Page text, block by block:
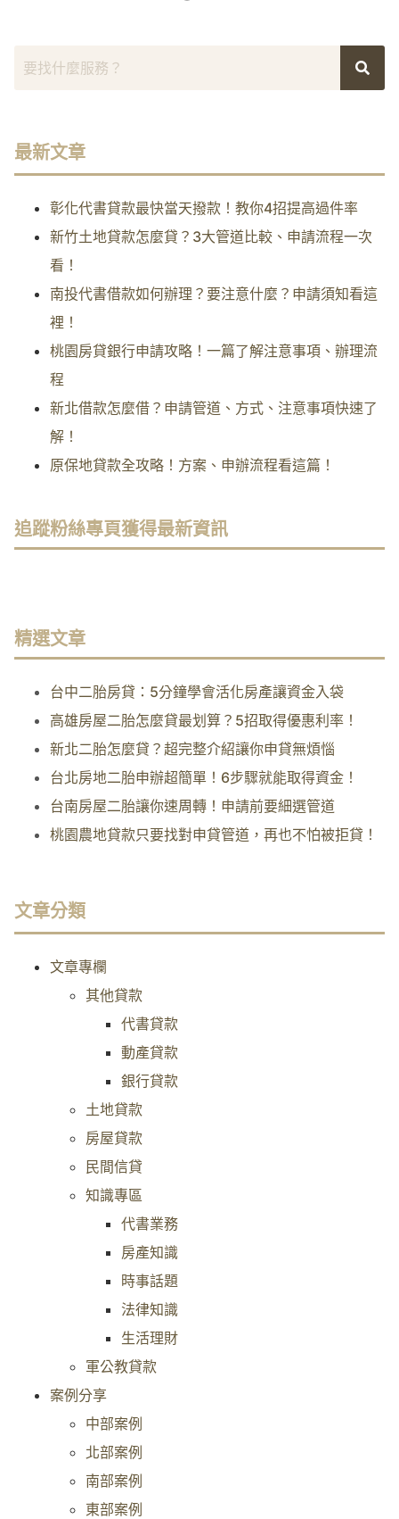
最新文章
彰化代書貸款最快當天撥款！教你4招提高過件率
新竹土地貸款怎麼貸？3大管道比較、申請流程一次
看！
南投代書借款如何辦理？要注意什麼？申請須知看這
裡！
桃園房貸銀行申請攻略！一篇了解注意事項、辦理流
程
新北借款怎麼借？申請管道、方式、注意事項快速了
解！
原保地貸款全攻略！方案、申辦流程看這篇！
追蹤粉絲專頁獲得最新資訊
精選文章
台中二胎房貸：5分鐘學會活化房產讓資金入袋
高雄房屋二胎怎麼貸最划算？5招取得優惠利率！
新北二胎怎麼貸？超完整介紹讓你申貸無煩惱
台北房地二胎申辦超簡單！6步驟就能取得資金！
台南房屋二胎讓你速周轉！申請前要細選管道
桃園農地貸款只要找對申貸管道，再也不怕被拒貸！
文章分類
文章專欄
其他貸款
代書貸款
動產貸款
銀行貸款
土地貸款
房屋貸款
民間信貸
知識專區
代書業務
房產知識
時事話題
法律知識
生活理財
軍公教貸款
案例分享
中部案例
北部案例
南部案例
東部案例